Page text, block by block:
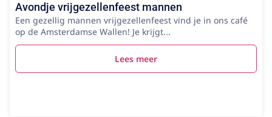
Avondje vrijgezellenfeest mannen
Een gezellig mannen vrijgezellenfeest vind je in ons café
op de Amsterdamse Wallen! Je krijgt...
Lees meer